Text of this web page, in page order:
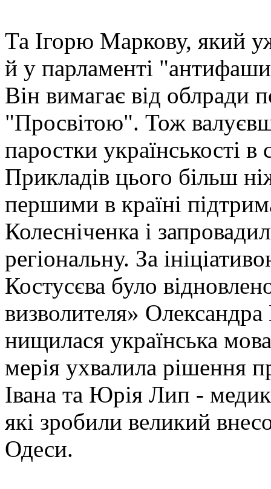
Та Ігорю Маркову, який
й у парламенті
Він вимагає від облради
"Просвітою". Тож
паростки українськості в
Прикладів цього більш
першими в країні
Колесніченка і
регіональну. За
Костусєва було
визволителя»
нищилася українська
мерія ухвалила рішення
Івана та Юрія Лип -
які зробили великий
Одеси.